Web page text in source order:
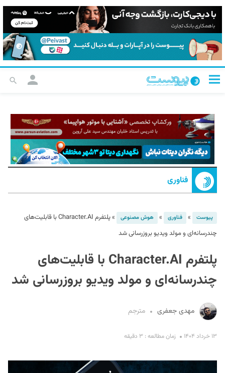
فناوری
پیوست » فناوری » هوش مصنوعی »
پلتفرم Character.AI با قابلیت‌های
چندرسانه‌ای و مولد ویدیو بروزرسانی شد
پلتفرم Character.AI با قابلیت‌های
چندرسانه‌ای و مولد ویدیو بروزرسانی شد
مهدی جعفری مترجم
۱۳ خرداد ۱۴۰۴ زمان مطالعه : ۳ دقیقه